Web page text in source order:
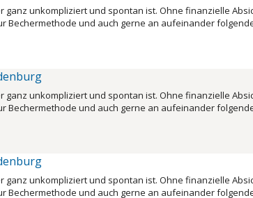
ganz unkompliziert und spontan ist. Ohne finanzielle
Bechermethode und auch gerne an aufeinander
ganz unkompliziert und spontan ist. Ohne finanzielle
Bechermethode und auch gerne an aufeinander
ganz unkompliziert und spontan ist. Ohne finanzielle
Bechermethode und auch gerne an aufeinander